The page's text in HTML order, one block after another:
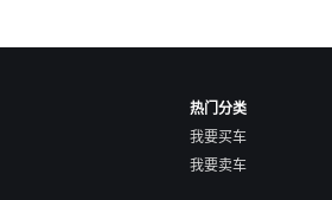
热门分类
我要买车
我要卖车